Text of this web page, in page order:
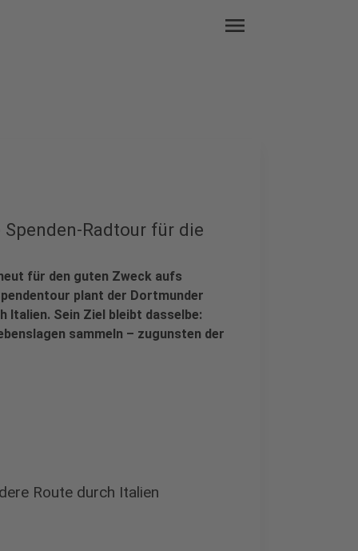
menu
Radtour für die
für den guten Zweck aufs
plant der Dortmunder
Italien. Sein Ziel bleibt dasselbe:
sammeln – zugunsten der
Route durch Italien